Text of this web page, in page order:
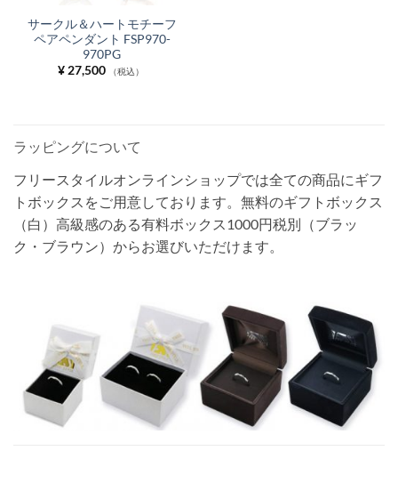
サークル＆ハートモチーフ
ペアペンダント FSP970-
970PG
¥27,500 （税込）
ラッピングについて
フリースタイルオンラインショップでは全ての商品にギフ
トボックスをご用意しております。無料のギフトボックス
（白）高級感のある有料ボックス1000円税別（ブラッ
ク・ブラウン）からお選びいただけます。